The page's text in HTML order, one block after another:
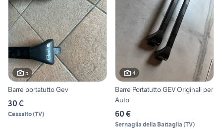
5
Barre portatutto Gev
30 €
Cessalto(TV)
4
Barre Portatutto GEV Originali per
Auto
60 €
Sernaglia della Battaglia (TV)